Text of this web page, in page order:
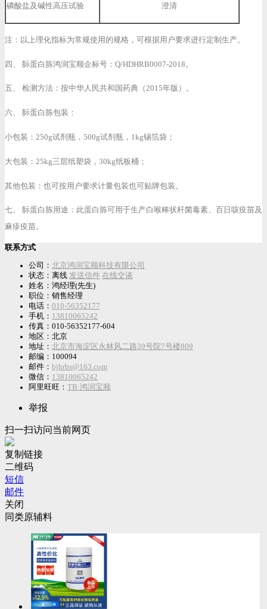
磷酸盐及碱性高压试验 澄清
注：以上理化指标为常规使用的规格，可根据用户要求进行定制生产。
四、 䏡蛋白胨鸿润宝顺企标号：Q/HDHRB0007-2018。
五、 检测方法：按中华人民共和国药典（2015年版）。
六、 䏡蛋白胨包装：
小包装：250g试剂瓶，500g试剂瓶，1kg锡箔袋；
大包装：25kg三层纸塑袋，30kg纸板桶；
其他包装：也可按用户要求计量包装也可贴牌包装。
七、 䏡蛋白胨用途：此蛋白胨可用于生产白喉棒状杆菌毒素、百日咳疫苗及
麻疹疫苗。
联系方式
公司： 北京鸿润宝顺科技有限公司
状态： 离线 发送信件 在线交谈
姓名：鸿经理(先生)
职位：销售经理
电话： 010-56352177
手机： 13810065242
传真：010-56352177-604
地区：北京
地址： 北京市海淀区永林风二路39号院7号楼809
邮编：100094
邮件： bjhrbs@163.com
微信： 13810065242
阿里旺旺： TB:鸿润宝顺
举报
扫一扫访问当前网页
复制链接
二维码
短信
邮件
关闭
同类原辅料